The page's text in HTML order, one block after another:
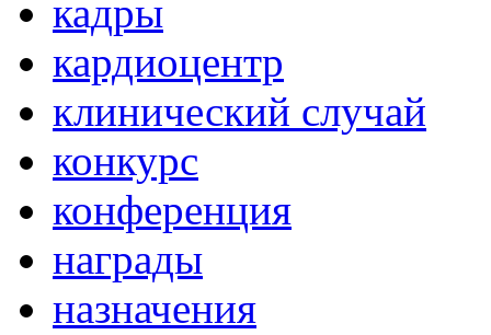
кадры
кардиоцентр
клинический случай
конкурс
конференция
награды
назначения